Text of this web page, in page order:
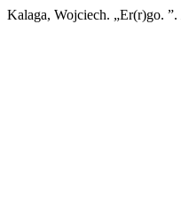
Kalaga, Wojciech. „Er(r)go. ”.